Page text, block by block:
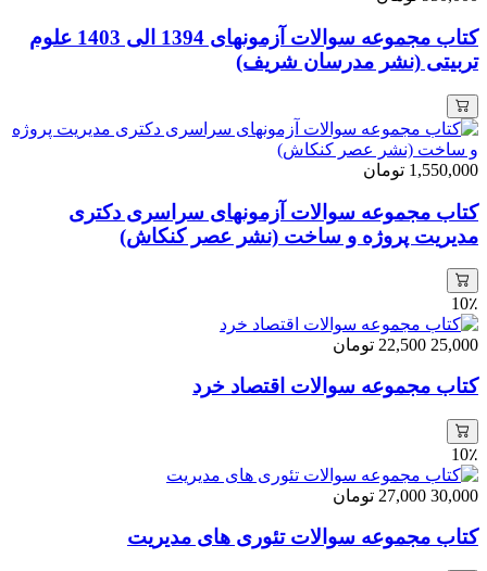
کتاب مجموعه سوالات آزمونهای 1394 الی 1403 علوم
تربیتی (نشر مدرسان شریف)
1,550,000 تومان
کتاب مجموعه سوالات آزمونهای سراسری دکتری
مدیریت پروژه و ساخت (نشر عصر کنکاش)
10٪
25,000
22,500 تومان
کتاب مجموعه سوالات اقتصاد خرد
10٪
30,000
27,000 تومان
کتاب مجموعه سوالات تئوری های مدیریت